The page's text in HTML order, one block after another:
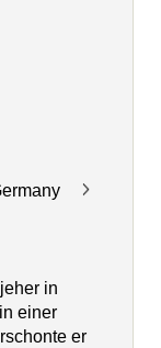
in
einer
er